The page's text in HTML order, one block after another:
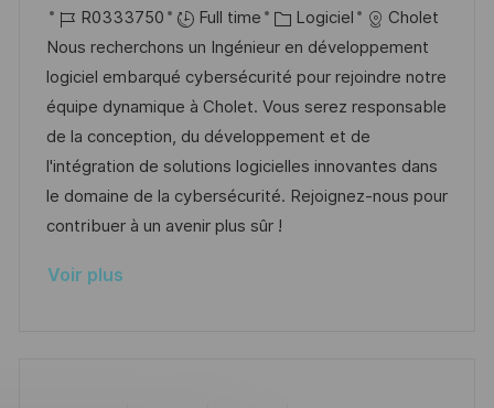
g
o
t
e
o
c
a
l
i
s
a
t
o
a
t
e
d
’
a
f
R
é
f
é
r
e
n
c
d
R0333750 Full time
C
a
t
é
g
o
r
i
Logiciel
Cholet
Nous recherchons un Ingénieur en développement
logiciel embarqué cybersécurité pour rejoindre notre
équipe dynamique à Cholet. Vous serez responsable
de la conception, du développement et de
l'intégration de solutions logicielles innovantes dans
le domaine de la cybersécurité. Rejoignez-nous pour
contribuer à un avenir plus sûr !
Voir plus